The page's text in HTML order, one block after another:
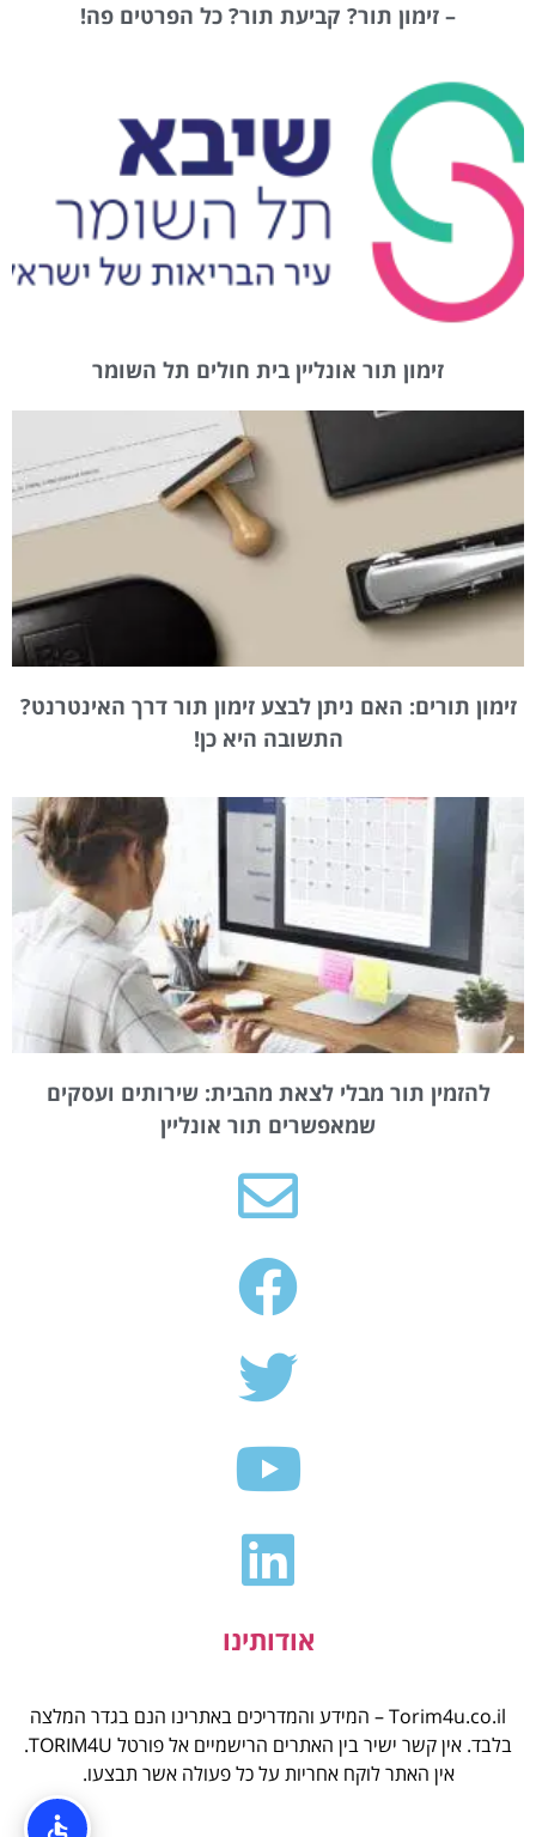
– זימון תור? קביעת תור? כל הפרטים פה!
זימון תור אונליין בית חולים תל השומר
זימון תורים: האם ניתן לבצע זימון תור דרך האינטרנט?
התשובה היא כן!
להזמין תור מבלי לצאת מהבית: שירותים ועסקים
שמאפשרים תור אונליין
אודותינו
Torim4u.co.il – המידע והמדריכים באתרינו הנם בגדר המלצה
בלבד. אין קשר ישיר בין האתרים הרישמיים אל פורטל TORIM4U.
אין האתר לוקח אחריות על כל פעולה אשר תבצעו.